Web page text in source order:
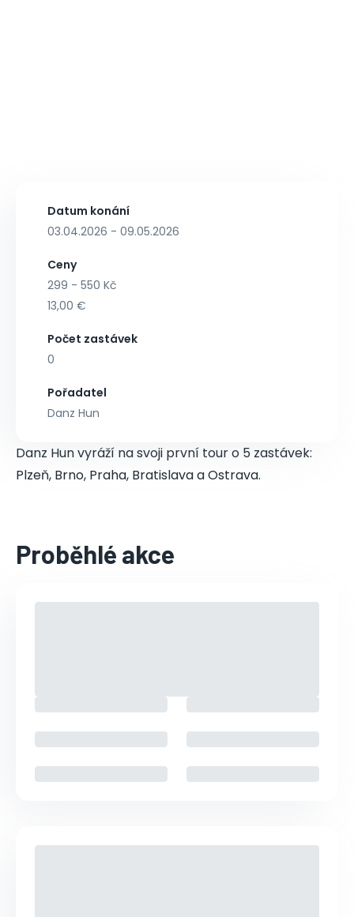
Datum konání
03.04.2026 - 09.05.2026
Ceny
299 - 550 Kč
13,00 €
Počet zastávek
0
Pořadatel
Danz Hun
Danz Hun vyráží na svoji první tour o 5 zastávek:
Plzeň, Brno, Praha, Bratislava a Ostrava.
Proběhlé akce